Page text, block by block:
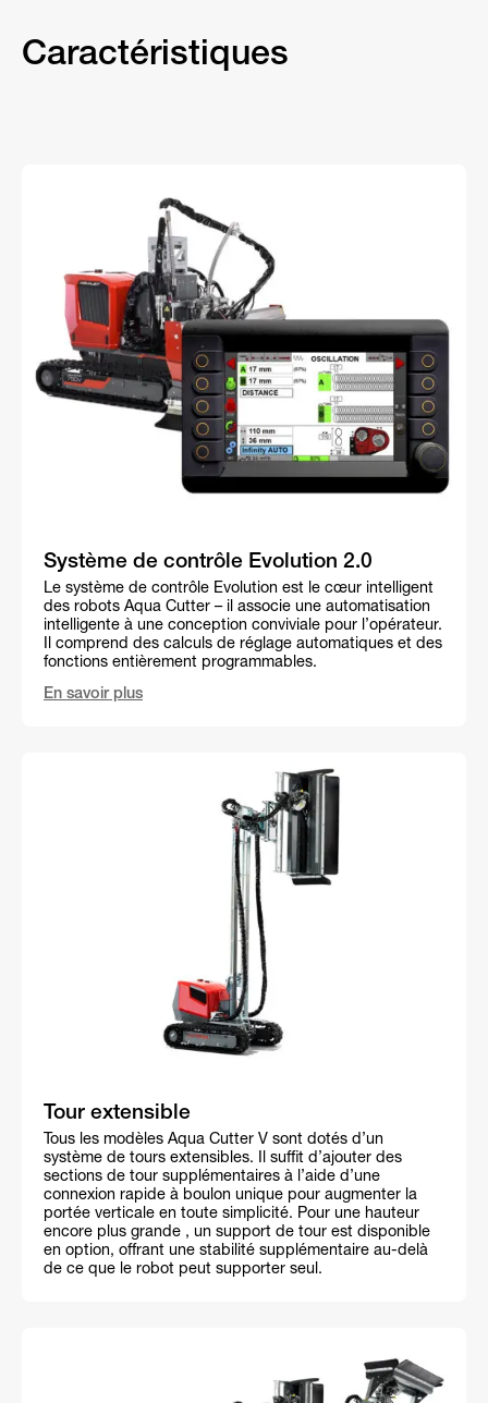
Caractéristiques
Système de contrôle Evolution 2.0
Le système de contrôle Evolution est le cœur intelligent
des robots Aqua Cutter – il associe une automatisation
intelligente à une conception conviviale pour l’opérateur.
Il comprend des calculs de réglage automatiques et des
fonctions entièrement programmables.
En savoir plus
Tour extensible
Tous les modèles Aqua Cutter V sont dotés d’un
système de tours extensibles. Il suffit d’ajouter des
sections de tour supplémentaires à l’aide d’une
connexion rapide à boulon unique pour augmenter la
portée verticale en toute simplicité. Pour une hauteur
encore plus grande , un support de tour est disponible
en option, offrant une stabilité supplémentaire au-delà
de ce que le robot peut supporter seul.